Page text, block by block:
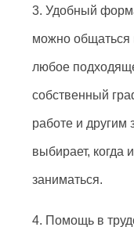
3. Удобный
можно общаться
любое
собственный
работе и другим
выбирает, когда
заниматься.
4. Помощь в